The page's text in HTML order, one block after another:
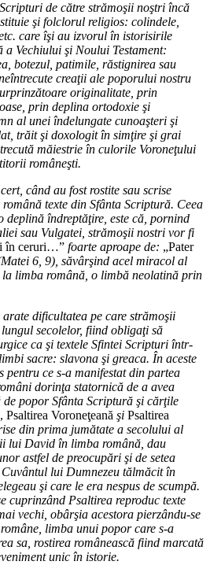
de către strămoşii noştri încă
şi folclorul religios: colindele,
care îşi au izvorul în istorisirile
Vechiului şi Noului Testament:
botezul, patimile, răstignirea sau
creaţii ale poporului nostru
originalitate, prin
prin deplina ortodoxie şi
al unei îndelungate cunoaşteri şi
trăit şi doxologit în simţire şi grai
măiestrie în culorile Voroneţului
româneşti.
când au fost rostite sau scrise
texte din Sfânta Scriptură. Ceea
deplină îndreptăţire, este că, pornind
sau Vulgatei, strămoşii nostri vor fi
în ceruri…” foarte aproape de: „Pater
(Matei 6, 9), săvârşind acel miracol al
limba română, o limbă neolatină prin
arate dificultatea pe care strămoşii
secolelor, fiind obligaţi să
ca şi textele Sfintei Scripturi într-
sacre: slavona şi greaca. În aceste
pentru ce s-a manifestat din partea
dorinţa statornică de a avea
popor Sfânta Scriptură şi cărţile
Psaltirea Voroneţeană şi Psaltirea
din prima jumătate a secolului al
lui David în limba română, dau
astfel de preocupări şi de setea
lui Dumnezeu tălmăcit în
şi care le era nespus de scumpă.
cuprinzând Psaltirea reproduc texte
vechi, obârşia acestora pierzându-se
limba unui popor care s-a
sa, rostirea românească fiind marcată
unic în istorie.